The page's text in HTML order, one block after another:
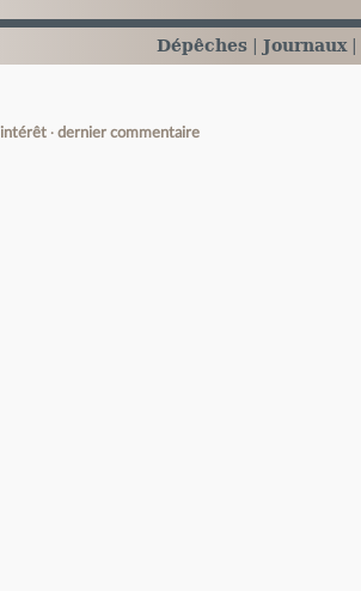
Dépêches Journaux
intérêt dernier commentaire